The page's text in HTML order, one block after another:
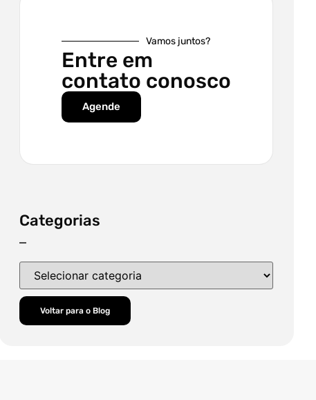
Vamos juntos?
Entre em
contato conosco
Agende
Categorias
–
Voltar para o Blog